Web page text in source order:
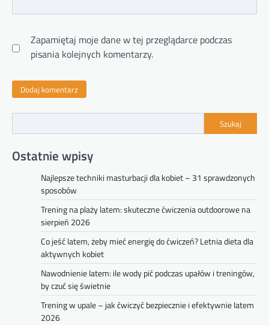
Zapamiętaj moje dane w tej przeglądarce podczas
pisania kolejnych komentarzy.
Szukaj
Ostatnie wpisy
Najlepsze techniki masturbacji dla kobiet – 31 sprawdzonych
sposobów
Trening na plaży latem: skuteczne ćwiczenia outdoorowe na
sierpień 2026
Co jeść latem, żeby mieć energię do ćwiczeń? Letnia dieta dla
aktywnych kobiet
Nawodnienie latem: ile wody pić podczas upałów i treningów,
by czuć się świetnie
Trening w upale – jak ćwiczyć bezpiecznie i efektywnie latem
2026